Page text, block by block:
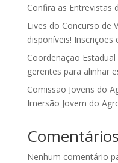
Confira as Entrevistas
Lives do Concurso de
disponíveis! Inscrições
Coordenação
gerentes para alinhar
Comissão Jovens do
Imersão Jovem do
Comentários
Nenhum comentário